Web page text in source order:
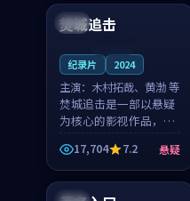
看。
中国
焚城追击
纪录片 2024
主演： 木村拓哉、黄渤 等
焚城追击是一部以悬疑
为核心的影视作品，围
绕危机、反转与人物成
长展开，整体节奏紧
凑，值得推荐观看。
17,704 7.2 悬疑